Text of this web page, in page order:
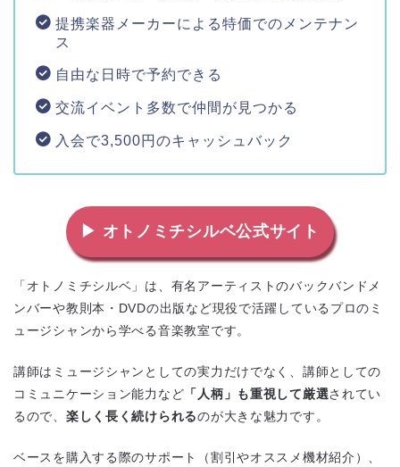
提携楽器メーカーによる特価でのメンテナン
ス
自由な日時で予約できる
交流イベント多数で仲間が見つかる
入会で3,500円のキャッシュバック
▶ オトノミチシルベ公式サイト
「オトノミチシルベ」は、有名アーティストのバックバンドメ
ンバーや教則本・DVDの出版など現役で活躍しているプロのミ
ュージシャンから学べる音楽教室です。
講師はミュージシャンとしての実力だけでなく、講師としての
コミュニケーション能力など 「人柄」も重視して厳選されてい
るので、 楽しく長く続けられるのが大きな魅力です。
ベースを購入する際のサポート（割引やオススメ機材紹介）、